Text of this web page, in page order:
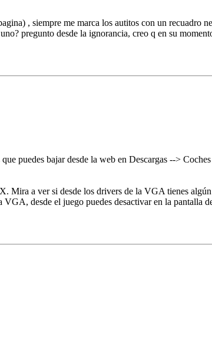
, siempre me marca los autitos con un recuadro
pregunto desde la ignorancia, creo q en su
puedes bajar desde la web en Descargas -->
a ver si desde los drivers de la VGA tienes
desde el juego puedes desactivar en la pantalla